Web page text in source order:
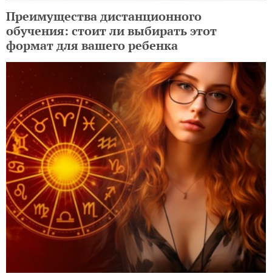
Преимущества дистанционного
обучения: стоит ли выбирать этот
формат для вашего ребенка